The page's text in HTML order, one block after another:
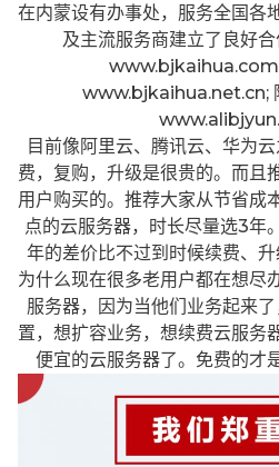
在内蒙设有办事处，服务全国各
及主流服务商建立了良好合
www.bjkaihua.com
www.bjkaihua.net.cn;
目前像阿里云、腾讯云、华为
费，复购，升级是很贵的。而且
用户购买的。推荐大家从节省成
点的云服务器，时长尽量选3年
年的差价比不过到时候续费、升
为什么现在很多老用户都在想尽
服务器，因为当他们业务起来
置，想扩容业务，想续费云服务
便宜的云服务器了。免费的才